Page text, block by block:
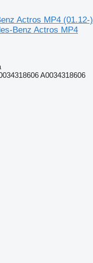
Actros MP4 (01.12-)
Benz Actros MP4
A0034318606